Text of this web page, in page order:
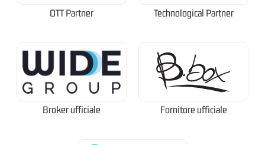
OTT Partner Technological Partner
Broker ufficiale Fornitore ufficiale